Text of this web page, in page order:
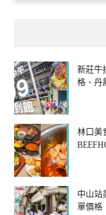
新莊牛
格、丹
林口美
中山站
單價格